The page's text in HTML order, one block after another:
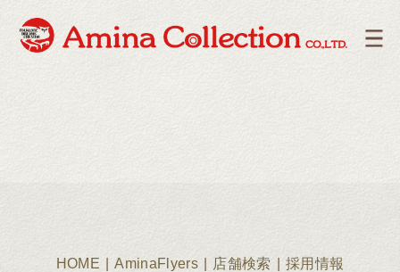
HOME AminaFlyers 店舗検索 採用情報